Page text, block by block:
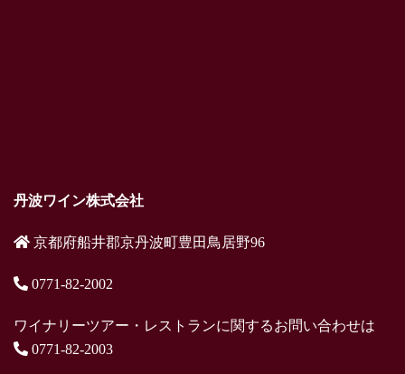
丹波ワイン株式会社
京都府船井郡京丹波町豊田鳥居野96
0771-82-2002
ワイナリーツアー・レストランに関するお問い合わせは
0771-82-2003